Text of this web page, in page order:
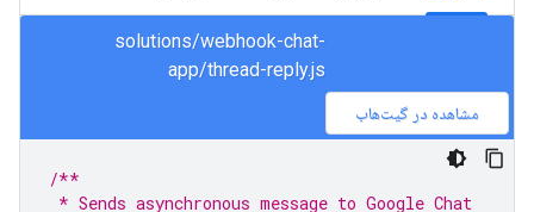
solutions/webhook-chat-
app/thread-reply.js
مشاهده در گیت‌هاب
/**
* Sends asynchronous message to Google Chat